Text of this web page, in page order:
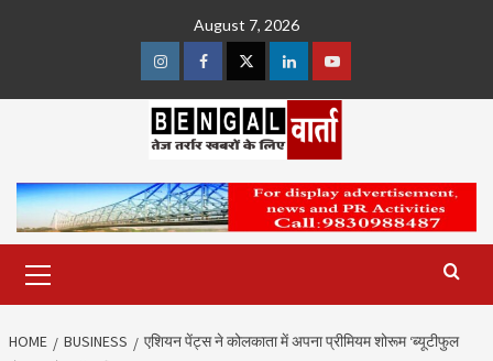
August 7, 2026
InstagramFacebookTwitterLinkedinYoutube
Menu
HOME BUSINESS
एशियन पेंट्स ने कोलकाता में अपना प्रीमियम शोरूम ‘ब्यूटीफुल